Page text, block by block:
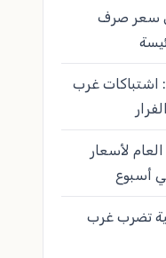
سعر صرف
اشتباكات غرب
لأسعار
أسبوع
تضرب غرب